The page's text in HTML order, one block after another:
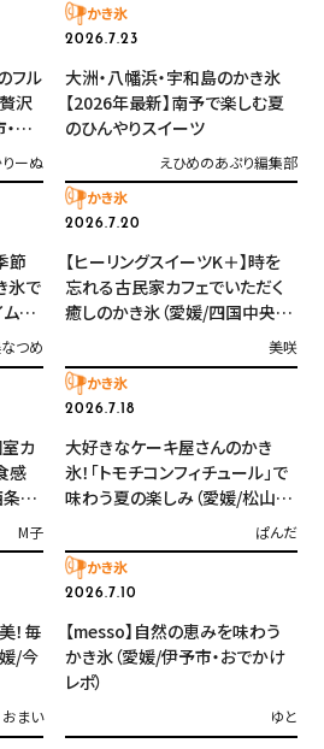
フル
沢
お
ーぬ
かき氷
2026.7.23
大洲・八幡浜・宇和島のかき氷
【2026年最新】南予で楽しむ夏
のひんやりスイーツ
えひめのあぷり編集部
節
氷で
ム
）つめ
かき氷
2026.7.20
【ヒーリングスイーツK＋】時を
忘れる古民家カフェでいただく
癒しのかき氷（愛媛/四国中央
美咲
カ
感
M子
かき氷
2026.7.18
大好きなケーキ屋さんのかき
氷！「トモチコンフィチュール」で
味わう夏の楽しみ（愛媛/松山
ぱんだ
！毎
/今
おまい
かき氷
2026.7.10
【messo】自然の恵みを味わう
かき氷（愛媛/伊予市・おでかけ
レポ）
ゆと